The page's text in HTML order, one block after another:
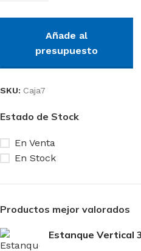
Estado de Stock
En Venta
En Stock
Productos mejor valorados
Estanque Vertical
Añade al
presupuesto
SKU: Caja7